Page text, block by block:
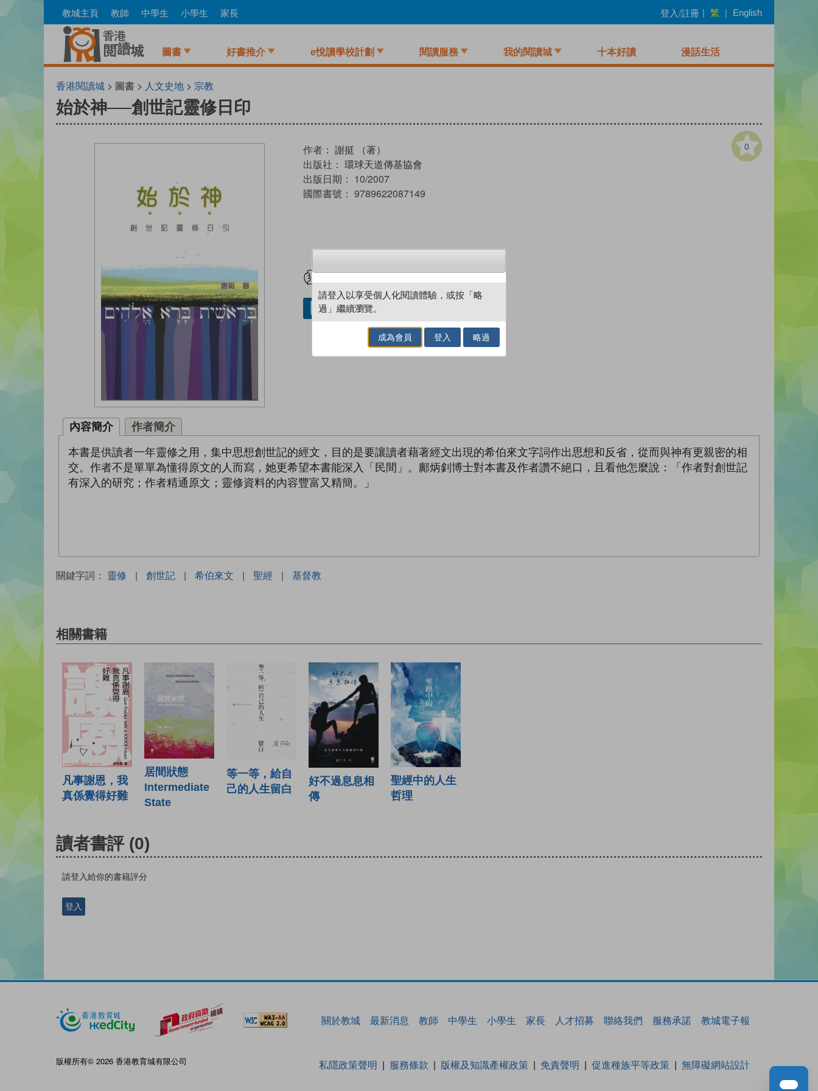
to
教城主頁 教師 中學生 小學生 家長 登入/註冊 | 繁 | English
圖書 好書推介 e悅讀學校計劃 閱讀服務 我的閱讀城 十本好讀 漫話生活
香港閱讀城 > 圖書 > 人文史地 > 宗教
始於神──創世記靈修日印
0
作者： 謝挺 （著）
出版社： 環球天道傳基協會
出版日期： 10/2007
國際書號： 9789622087149
借閱實體書
內容簡介 作者簡介
本書是供讀者一年靈修之用，集中思想創世記的經文，目的是要讓讀者藉著經文出現的希伯來文字詞作出思想和反省，從而與神有更親密的相
交。作者不是單單為懂得原文的人而寫，她更希望本書能深入「民間」。鄺炳釗博士對本書及作者讚不絕口，且看他怎麼說：「作者對創世記
有深入的研究；作者精通原文；靈修資料的內容豐富又精簡。」
關鍵字詞： 靈修 | 創世記 | 希伯來文 | 聖經 | 基督教
相關書籍
凡事謝恩，我
真係覺得好難
居間狀態
Intermediate
State
等一等，給自
己的人生留白
好不過息息相
傳
聖經中的人生
哲理
讀者書評 (0)
請登入給你的書籍評分
登入
關於教城 最新消息 教師 中學生 小學生 家長 人才招募 聯絡我們 服務承諾 教城電子報
版權所有© 2026 香港教育城有限公司 私隱政策聲明 服務條款 版權及知識產權政策 免責聲明 促進種族平等政策 無障礙網站設計
請登入以享受個人化閱讀體驗，或按「略
過」繼續瀏覽。
成為會員 登入 略過